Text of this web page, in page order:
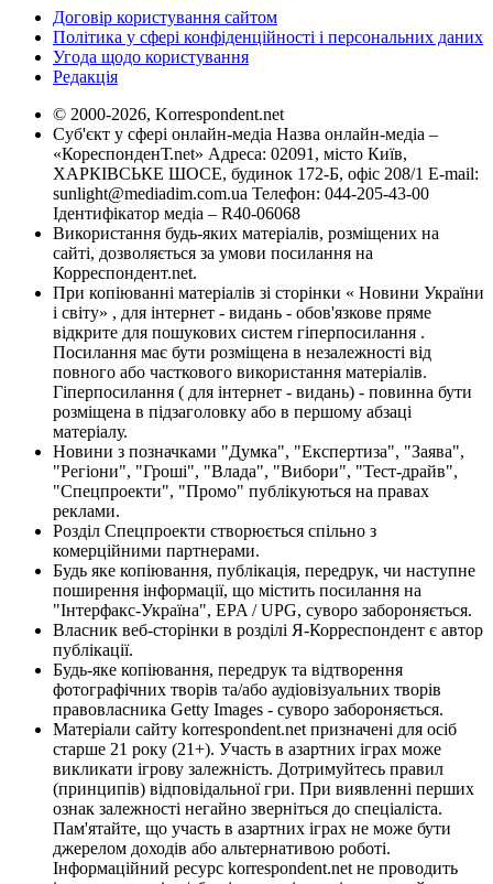
Договір користування сайтом
Політика у сфері конфіденційності і персональних даних
Угода щодо користування
Редакція
© 2000-2026, Korrespondent.net
Суб'єкт у сфері онлайн-медіа Назва онлайн-медіа –
«КореспонденТ.net» Адреса: 02091, місто Київ,
ХАРКІВСЬКЕ ШОСЕ, будинок 172-Б, офіс 208/1 E-mail:
sunlight@mediadim.com.ua Телефон: 044-205-43-00
Ідентифікатор медіа – R40-06068
Використання будь-яких матеріалів, розміщених на
сайті, дозволяється за умови посилання на
Корреспондент.net.
При копіюванні матеріалів зі сторінки « Новини України
і світу» , для інтернет - видань - обов'язкове пряме
відкрите для пошукових систем гіперпосилання .
Посилання має бути розміщена в незалежності від
повного або часткового використання матеріалів.
Гіперпосилання ( для інтернет - видань) - повинна бути
розміщена в підзаголовку або в першому абзаці
матеріалу.
Новини з позначками "Думка", "Експертиза", "Заява",
"Регіони", "Гроші", "Влада", "Вибори", "Тест-драйв",
"Спецпроекти", "Промо" публікуються на правах
реклами.
Розділ Спецпроекти створюється спільно з
комерційними партнерами.
Будь яке копіювання, публікація, передрук, чи наступне
поширення інформації, що містить посилання на
"Інтерфакс-Україна", EPA / UPG, суворо забороняється.
Власник веб-сторінки в розділі Я-Корреспондент є автор
публікації.
Будь-яке копіювання, передрук та відтворення
фотографічних творів та/або аудіовізуальних творів
правовласника Getty Images - суворо забороняється.
Матеріали сайту korrespondent.net призначені для осіб
старше 21 року (21+). Участь в азартних іграх може
викликати ігрову залежність. Дотримуйтесь правил
(принципів) відповідальної гри. При виявленні перших
ознак залежності негайно зверніться до спеціаліста.
Пам'ятайте, що участь в азартних іграх не може бути
джерелом доходів або альтернативою роботі.
Інформаційний ресурс korrespondent.net не проводить